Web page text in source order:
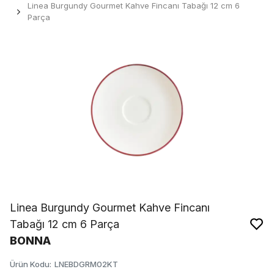
Linea Burgundy Gourmet Kahve Fincanı Tabağı 12 cm 6
Parça
Linea Burgundy Gourmet Kahve Fincanı
Tabağı 12 cm 6 Parça
BONNA
Ürün Kodu: LNEBDGRM02KT